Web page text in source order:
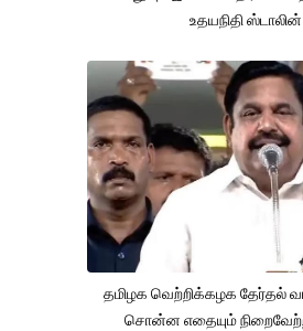
உதயநிதி ஸ்டாலின்
தமிழக வெற்றிக்கழக தேர்தல்
சொன்ன எதையும்